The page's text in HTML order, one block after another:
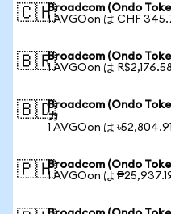
🇨🇭Broadcom (Ondo
1 AVGOon は CHF
🇧🇷Broadcom (Ondo
1 AVGOon は
🇧🇩Broadcom (Ondo
カ
1 AVGOon は
🇵🇭Broadcom (Ondo
1 AVGOon は